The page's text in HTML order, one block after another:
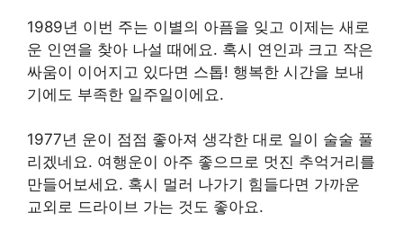
1989년 이번 주는 이별의 아픔을 잊고 이제는 새로
운 인연을 찾아 나설 때에요. 혹시 연인과 크고 작은
싸움이 이어지고 있다면 스톱! 행복한 시간을 보내
기에도 부족한 일주일이에요.
1977년 운이 점점 좋아져 생각한 대로 일이 술술 풀
리겠네요. 여행운이 아주 좋으므로 멋진 추억거리를
만들어보세요. 혹시 멀러 나가기 힘들다면 가까운
교외로 드라이브 가는 것도 좋아요.